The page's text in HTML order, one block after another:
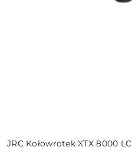
JRC Kołowrotek XTX 8000 LC